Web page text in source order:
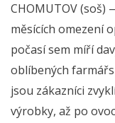
CHOMUTOV (soš)
měsících omezení
počasí sem míří
oblíbených
jsou zákazníci
výrobky, až po